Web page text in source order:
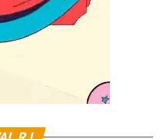
pela plataforma Meu